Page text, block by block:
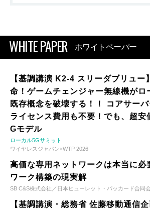
WHITE PAPER ホワイトペーパー
【基調講演 K2-4 スリーダブリュー
命！ゲームチェンジャー無線機がロ
既存概念を破壊する！！ コアサー
ライセンス費用も不要！でも、超
Gモデル
ローカル5Gサミット
ワイヤレスジャパン×WTP 2026
高価な専用ネットワークは本当に必
ワーク構築の現実解
SB C&S株式会社／日本ヒューレット・パッカード合同
【基調講演・総務省 佐藤移動通信